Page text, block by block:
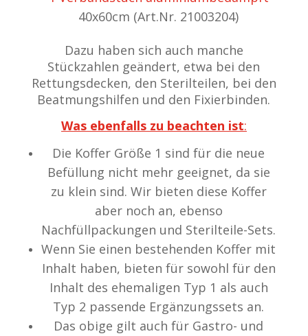
40x60cm (Art.Nr. 21003204)
Dazu haben sich auch manche
Stückzahlen geändert, etwa bei den
Rettungsdecken, den Sterilteilen, bei den
Beatmungshilfen und den Fixierbinden.
Was ebenfalls zu beachten ist:
Die Koffer Größe 1 sind für die neue
Befüllung nicht mehr geeignet, da sie
zu klein sind. Wir bieten diese Koffer
aber noch an, ebenso
Nachfüllpackungen und Sterilteile-Sets.
Wenn Sie einen bestehenden Koffer mit
Inhalt haben, bieten für sowohl für den
Inhalt des ehemaligen Typ 1 als auch
Typ 2 passende Ergänzungssets an.
Das obige gilt auch für Gastro- und